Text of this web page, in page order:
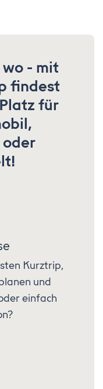
- mit
findest
für
Kurztrip,
und
einfach